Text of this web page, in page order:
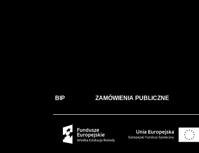
BIP ZAMÓWIENIA PUBLICZNE